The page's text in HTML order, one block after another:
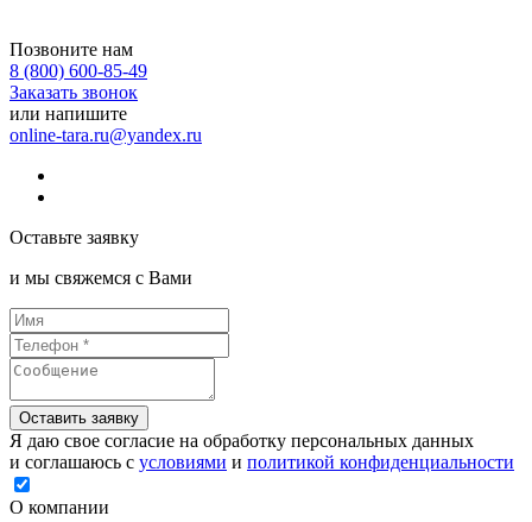
Позвоните нам
8 (800) 600-85-49
Заказать звонок
или напишите
online-tara.ru@yandex.ru
Оставьте заявку
и мы свяжемся с Вами
Оставить заявку
Я даю свое согласие на обработку персональных данных
и соглашаюсь с условиями и политикой конфиденциальности
О компании